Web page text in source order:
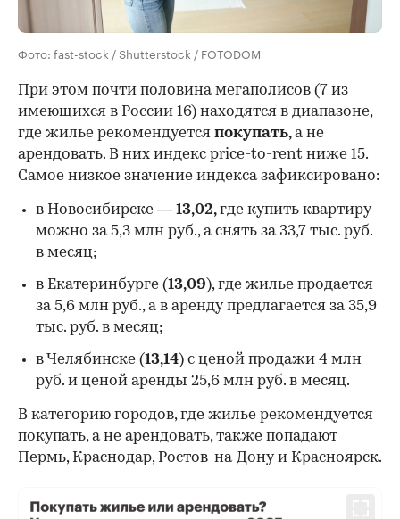
Фото: fast-stock / Shutterstock / FOTODOM
При этом почти половина мегаполисов (7 из
имеющихся в России 16) находятся в диапазоне,
где жилье рекомендуется покупать,а не
арендовать. В них индекс price-to-rent ниже 15.
Самое низкое значение индекса зафиксировано:
в Новосибирске — 13,02,где купить квартиру
можно за 5,3 млн руб., а снять за 33,7 тыс. руб.
в месяц;
в Екатеринбурге (13,09), где жилье продается
за 5,6 млн руб., а в аренду предлагается за 35,9
тыс. руб. в месяц;
в Челябинске (13,14) с ценой продажи 4 млн
руб. и ценой аренды 25,6 млн руб. в месяц.
В категорию городов, где жилье рекомендуется
покупать, а не арендовать, также попадают
Пермь, Краснодар, Ростов-на-Дону и Красноярск.